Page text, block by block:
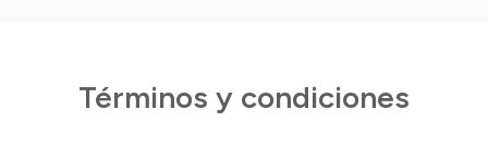
Términos y condiciones